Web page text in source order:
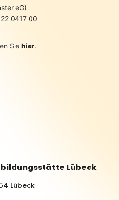
eG)
0417 00
Sie hier.
Lübeck
Lübeck